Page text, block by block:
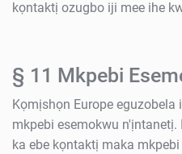
kọntaktị ozugbo iji mee ihe
§ 11 Mkpebi
Kọmịshọn Europe
mkpebi esemokwu
ka ebe kọntaktị maka